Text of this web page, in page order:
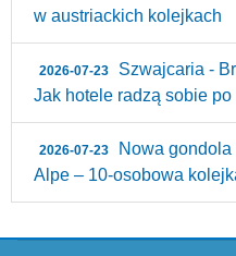
w austriackich kolejkach
2026-07-23
Szwajcaria -
Jak hotele radzą sobie
2026-07-23
Nowa
Alpe – 10‑osobowa